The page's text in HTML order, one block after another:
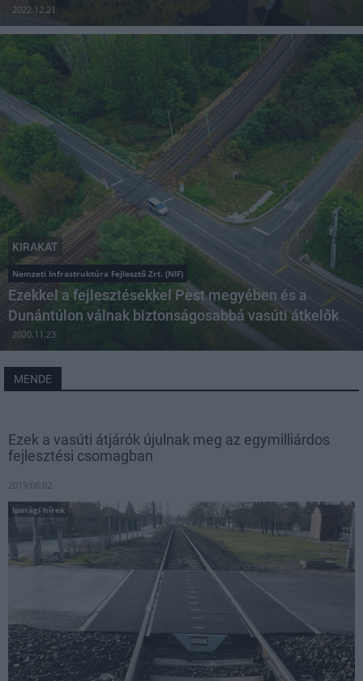
2022.12.21
KIRAKAT
Nemzeti Infrastruktúra Fejlesztő Zrt. (NIF)
Ezekkel a fejlesztésekkel Pest megyében és a
Dunántúlon válnak biztonságosabbá vasúti átkelők
2020.11.23
MENDE
Ezek a vasúti átjárók újulnak meg az egymilliárdos
fejlesztési csomagban
2019.08.02
Iparági hírek